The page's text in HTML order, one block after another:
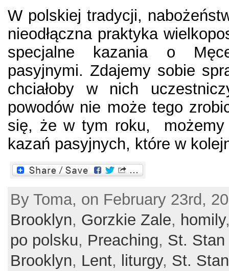
W polskiej tradycji,
nieodłączna praktyka
specjalne kazania o
pasyjnymi. Zdajemy sobie
chciałoby w nich
powodów nie może tego
się, że w tym roku, możemy
kazań pasyjnych, które w
By Toma, on February 23rd,
Brooklyn, Gorzkie Zale, homily
po polsku, Preaching, St.
Brooklyn, Lent, liturgy, St.